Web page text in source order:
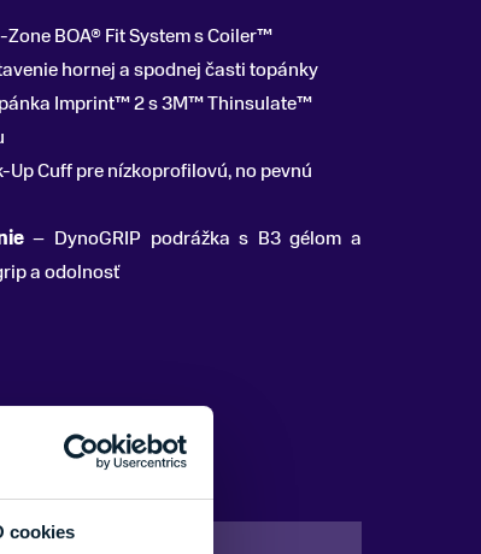
cookies
BOA® Fit System s Coiler™
hornej a spodnej časti topánky
Imprint™ 2 s 3M™ Thinsulate™
Up Cuff pre nízkoprofilovú, no pevnú
– DynoGRIP podrážka s B3 gélom a
a odolnosť
Ružová